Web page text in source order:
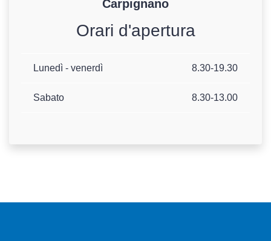
Carpignano
Orari d'apertura
Lunedì - venerdì 8.30-19.30
Sabato 8.30-13.00